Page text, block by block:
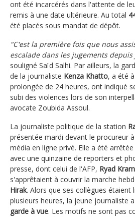
ont été incarcérés dans l'attente de
remis à une date ultérieure. Au total
été placés sous mandat de dépôt.
"C'est la première fois que nous
escalade dans les jugements
souligné Saïd Salhi. Par ailleurs, la
de la journaliste Kenza Khatto, a été
prolongée de 24 heures, ont indiqué
subi des violences lors de son
avocate Zoubida Assoul.
La journaliste politique de la station
présentée mardi devant le procureur
média en ligne privé. Elle a été
avec une quinzaine de reporters et
presse, dont celui de l'AFP, Ryad
s'apprêtaient à couvrir la marche
Hirak. Alors que ses collègues étaient
plusieurs heures, la jeune journaliste
garde à vue. Les motifs ne sont pas